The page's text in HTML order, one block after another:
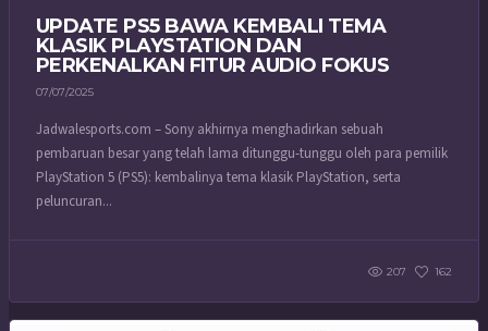
UPDATE PS5 BAWA KEMBALI TEMA
KLASIK PLAYSTATION DAN
PERKENALKAN FITUR AUDIO FOKUS
07/07/2025
Jadwalesports.com – Sony akhirnya menghadirkan sebuah
pembaruan besar yang telah lama ditunggu-tunggu oleh para pemilik
PlayStation 5 (PS5): kembalinya tema klasik PlayStation, serta
peluncuran...
207 162